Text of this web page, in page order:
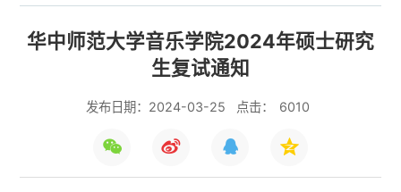
华中师范大学音乐学院2024年硕士研究
生复试通知
发布日期：2024-03-25 点击： 6010